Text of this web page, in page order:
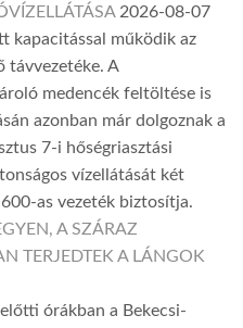
2026-08-07
kapacitással működik az
távvezetéke. A
medencék feltöltése is
azonban már dolgoznak a
7-i hőségriasztási
vízellátását két
as vezeték biztosítja.
A SZÁRAZ
TERJEDTEK A LÁNGOK
órákban a Bekecsi-